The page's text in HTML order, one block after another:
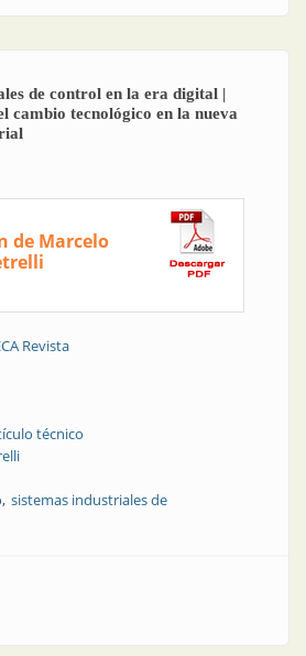
de control en la era digital |
cambio tecnológico en la nueva
de Marcelo
Revista
técnico
sistemas industriales de
industriales de control en la era digital